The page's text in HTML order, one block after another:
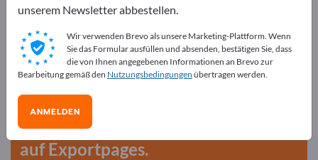
Kostenlos inserieren auf
Exportpages!
Bedarfe – Angebote – Gebrauchtwaren –
Geschäftskontakte>> hier starten
Veröffentlichen Sie Ihr
Unternehmen und Ihre Produkte
auf Exportpages.
unserem Newsletter abbestellen.
Wir verwenden Brevo als unsere Marketing-Plattform. Wenn
Sie das Formular ausfüllen und absenden, bestätigen Sie, dass
die von Ihnen angegebenen Informationen an Brevo zur
Bearbeitung gemäß den Nutzungsbedingungen übertragen werden.
ANMELDEN